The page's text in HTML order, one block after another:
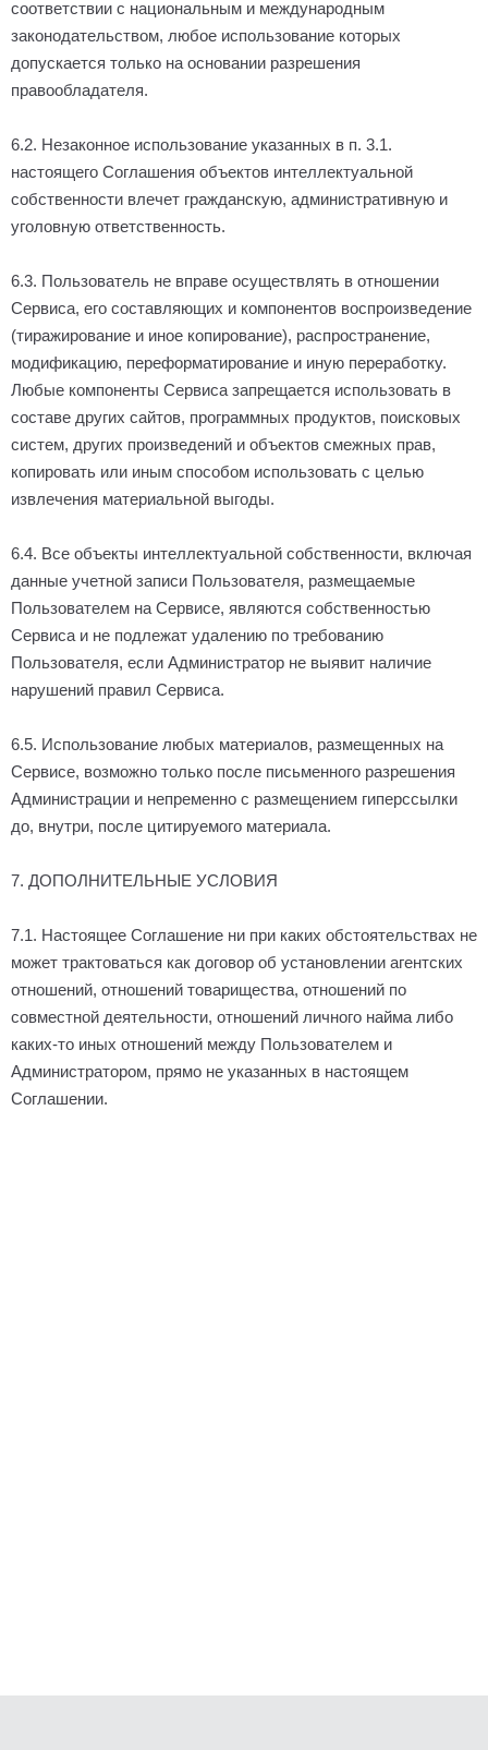
соответствии с национальным и международным
законодательством, любое использование которых
допускается только на основании разрешения
правообладателя.
6.2. Незаконное использование указанных в п. 3.1.
настоящего Соглашения объектов интеллектуальной
собственности влечет гражданскую, административную и
уголовную ответственность.
6.3. Пользователь не вправе осуществлять в отношении
Сервиса, его составляющих и компонентов воспроизведение
(тиражирование и иное копирование), распространение,
модификацию, переформатирование и иную переработку.
Любые компоненты Сервиса запрещается использовать в
составе других сайтов, программных продуктов, поисковых
систем, других произведений и объектов смежных прав,
копировать или иным способом использовать с целью
извлечения материальной выгоды.
6.4. Все объекты интеллектуальной собственности, включая
данные учетной записи Пользователя, размещаемые
Пользователем на Сервисе, являются собственностью
Сервиса и не подлежат удалению по требованию
Пользователя, если Администратор не выявит наличие
нарушений правил Сервиса.
6.5. Использование любых материалов, размещенных на
Сервисе, возможно только после письменного разрешения
Администрации и непременно с размещением гиперссылки
до, внутри, после цитируемого материала.
7. ДОПОЛНИТЕЛЬНЫЕ УСЛОВИЯ
7.1. Настоящее Соглашение ни при каких обстоятельствах не
может трактоваться как договор об установлении агентских
отношений, отношений товарищества, отношений по
совместной деятельности, отношений личного найма либо
каких-то иных отношений между Пользователем и
Администратором, прямо не указанных в настоящем
Соглашении.